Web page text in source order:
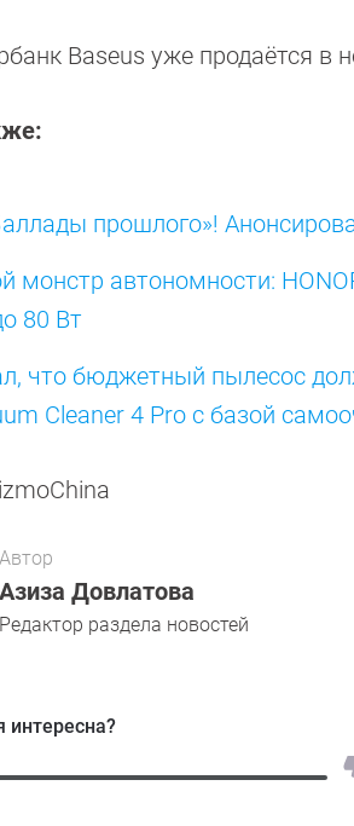
Baseus уже продаётся в
прошлого»!
монстр автономности:
80 Вт
что бюджетный пылесос
Cleaner 4 Pro с базой
Автор
Азиза Довлатова
Редактор раздела новостей
интересна?